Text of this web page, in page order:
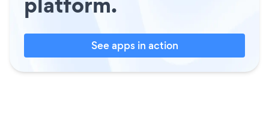
See apps in action